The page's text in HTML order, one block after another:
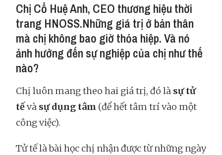
Chị Cổ Huệ Anh, CEO thương hiệu thời
trang HNOSS.Những giá trị ở bản thân
mà chị không bao giờ thỏa hiệp. Và nó
ảnh hưởng đến sự nghiệp của chị như thế
nào?
Chị luôn mang theo hai giá trị, đó là sự tử
tếvà sự dụng tâm (để hết tâm trí vào một
công việc).
Tử tế là bài học chị nhận được từ những ngày